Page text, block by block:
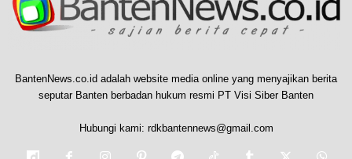
BantenNews.co.id adalah website media online yang menyajikan berita
seputar Banten berbadan hukum resmi PT Visi Siber Banten
Hubungi kami: rdkbantennews@gmail.com